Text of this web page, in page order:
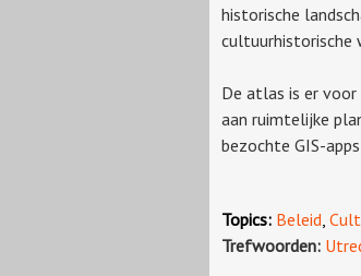
historische
cultuurhistorische
De atlas is er
aan ruimtelijke
bezochte GIS-
Topics: Beleid
Trefwoorden: